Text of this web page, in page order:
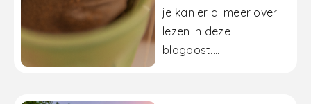
je kan er al meer over
lezen in deze
blogpost....